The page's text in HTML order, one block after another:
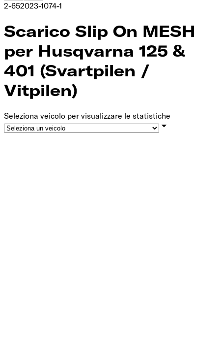
2-652023-1074-1
Scarico Slip On MESH
per Husqvarna 125 &
401 (Svartpilen /
Vitpilen)
Seleziona veicolo per visualizzare le statistiche